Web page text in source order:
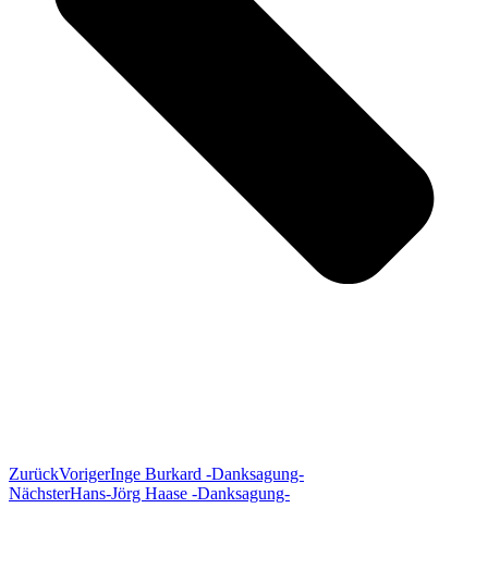
ZurückVorigerInge Burkard -Danksagung-
NächsterHans-Jörg Haase -Danksagung-